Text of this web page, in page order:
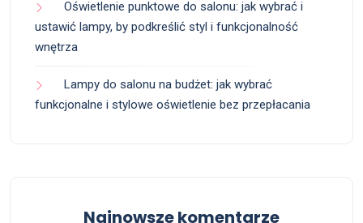
Oświetlenie punktowe do salonu: jak wybrać i
ustawić lampy, by podkreślić styl i funkcjonalność
wnętrza
Lampy do salonu na budżet: jak wybrać
funkcjonalne i stylowe oświetlenie bez przepłacania
Najnowsze komentarze